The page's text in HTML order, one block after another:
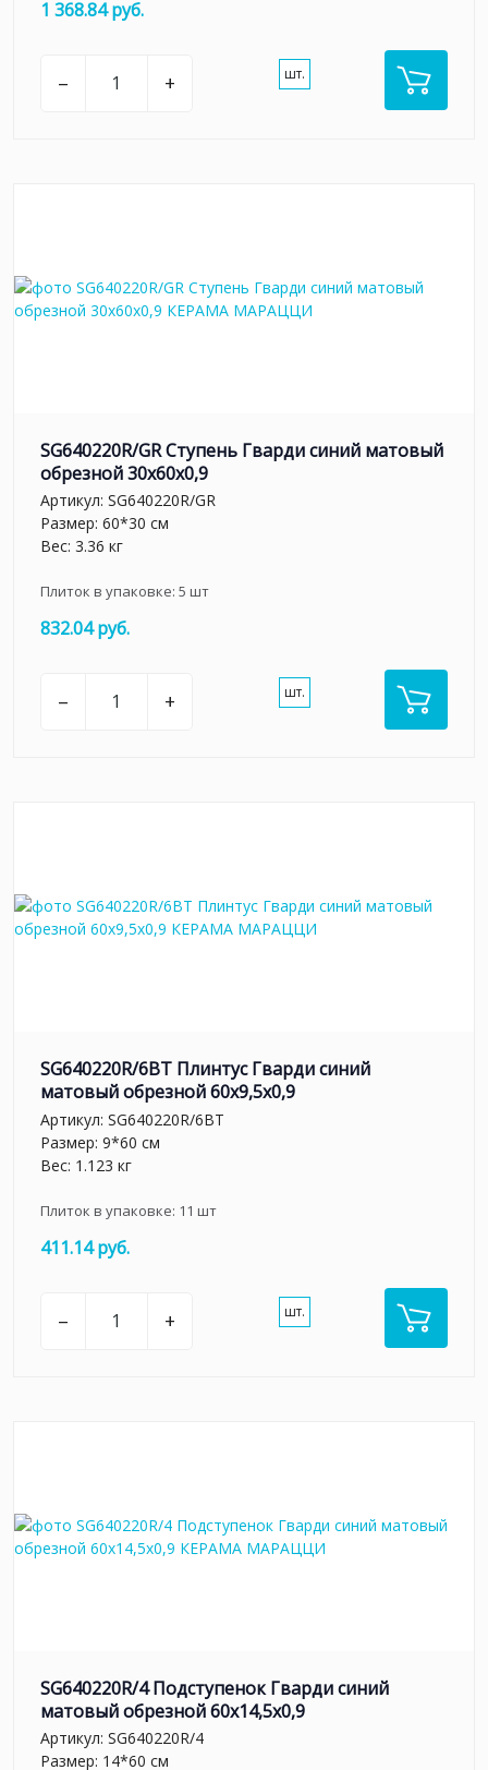
1 368.84 руб.
– + шт.
SG640220R/GR Ступень Гварди синий матовый
обрезной 30x60x0,9
Артикул: SG640220R/GR
Размер: 60*30 см
Вес: 3.36 кг
Плиток в упаковке: 5 шт
832.04 руб.
– + шт.
SG640220R/6BT Плинтус Гварди синий
матовый обрезной 60x9,5x0,9
Артикул: SG640220R/6BT
Размер: 9*60 см
Вес: 1.123 кг
Плиток в упаковке: 11 шт
411.14 руб.
– + шт.
SG640220R/4 Подступенок Гварди синий
матовый обрезной 60x14,5x0,9
Артикул: SG640220R/4
Размер: 14*60 см